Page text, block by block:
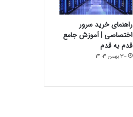
راهنمای خرید سرور
اختصاصی | آموزش جامع
قدم به قدم
30 بهمن 1403